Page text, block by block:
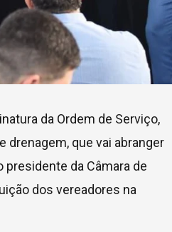
da Ordem de Serviço,
drenagem, que vai abranger
da Câmara de
dos vereadores na